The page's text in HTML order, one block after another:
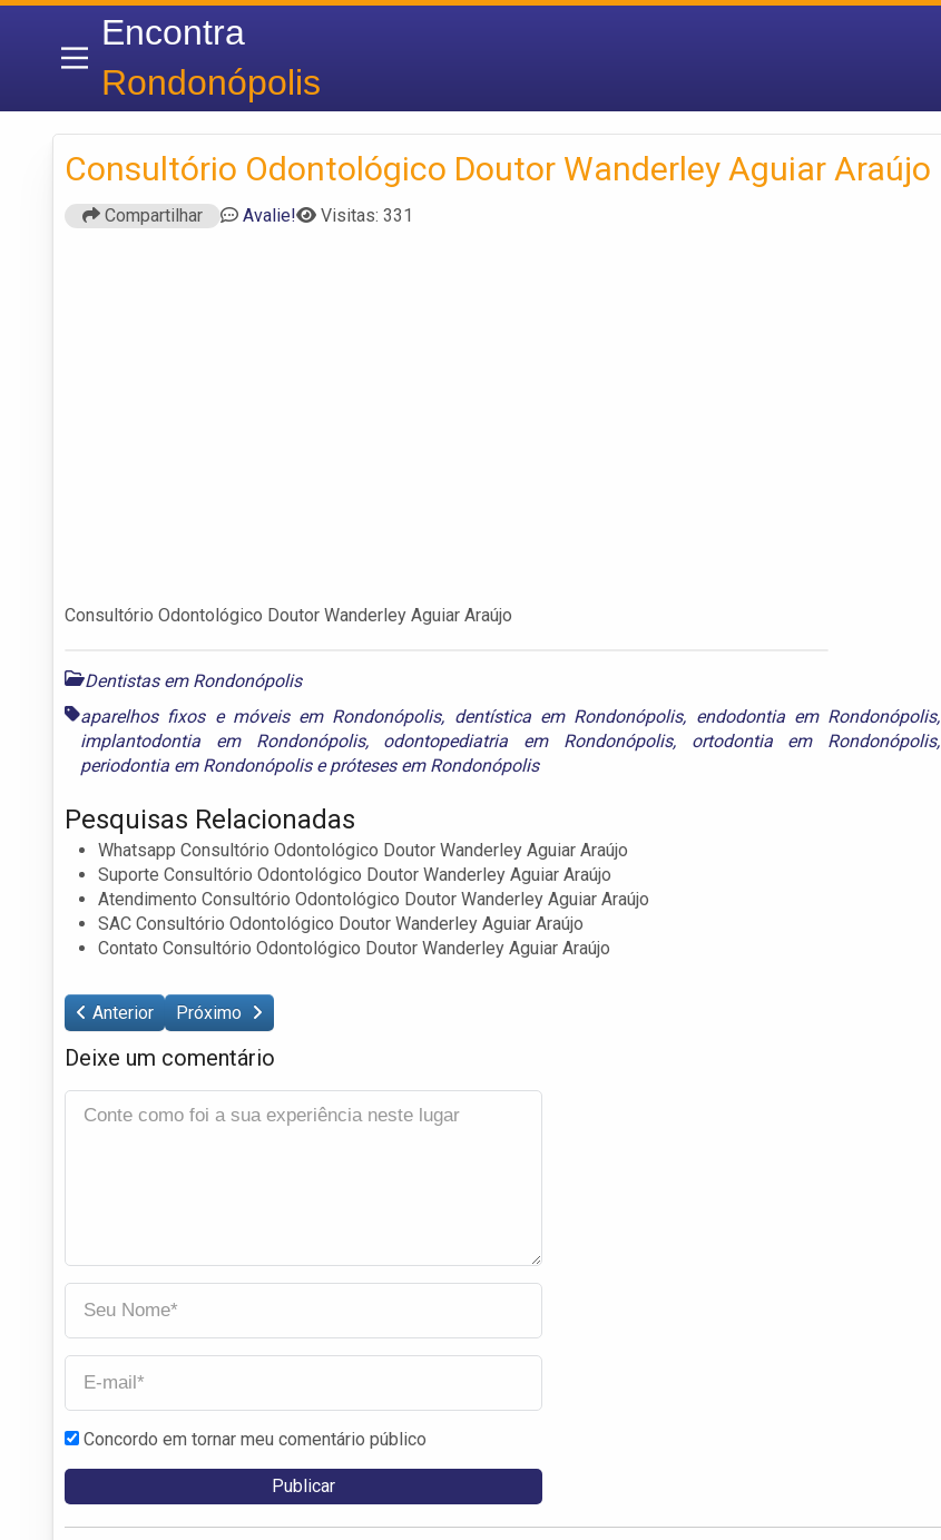
Encontra
Rondonópolis
Consultório Odontológico Doutor Wanderley Aguiar Araújo
Compartilhar Avalie! Visitas: 331
Consultório Odontológico Doutor Wanderley Aguiar Araújo
Dentistas em Rondonópolis
aparelhos fixos e móveis em Rondonópolis, dentística em Rondonópolis, endodontia em Rondonópolis,
implantodontia em Rondonópolis, odontopediatria em Rondonópolis, ortodontia em Rondonópolis,
periodontia em Rondonópolisepróteses em Rondonópolis
Pesquisas Relacionadas
Whatsapp Consultório Odontológico Doutor Wanderley Aguiar Araújo
Suporte Consultório Odontológico Doutor Wanderley Aguiar Araújo
Atendimento Consultório Odontológico Doutor Wanderley Aguiar Araújo
SAC Consultório Odontológico Doutor Wanderley Aguiar Araújo
Contato Consultório Odontológico Doutor Wanderley Aguiar Araújo
Anterior Próximo
Deixe um comentário
Concordo em tornar meu comentário público